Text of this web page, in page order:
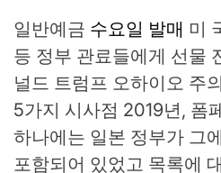
일반예금 수요일 발매 미
등 정부 관료들에게 선물
널드 트럼프 오하이오 주
5가지 시사점 2019년, 폼
하나에는 일본 정부가 그
포함되어 있었고 목록에